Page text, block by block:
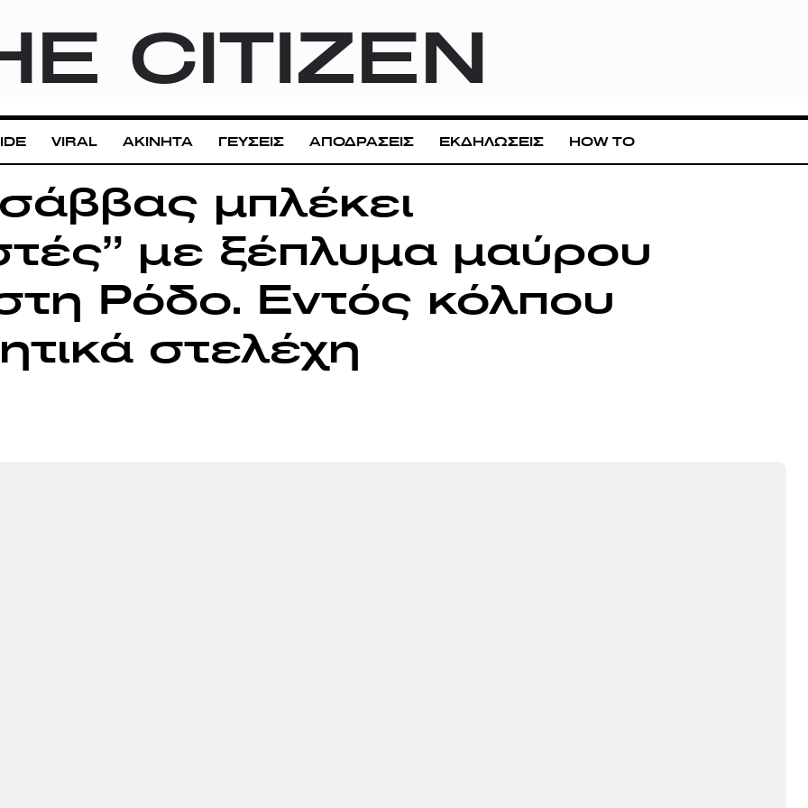
CITIZEN
VIRAL ΑΚΙΝΗΤΑ ΓΕΥΣΕΙΣ ΑΠΟΔΡΑΣΕΙΣ ΕΚΔΗΛΩΣΕΙΣ HOW TO
μπλέκει
με ξέπλυμα μαύρου
Ρόδο. Εντός κόλπου
στελέχη